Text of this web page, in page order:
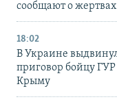
сообщают о жертвах
18:02
В Украине
приговор бойцу
Крыму